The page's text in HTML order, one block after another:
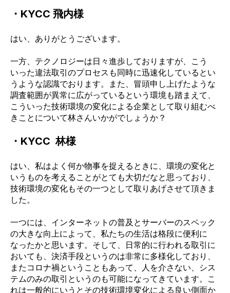
・KYCC 飛内様
はい、ありがとうございます。
一方、テクノロジーは日々進歩しておりますが、こう
いった違法取引のプロセスも同時に迅速化しているとい
うような認識でおります。また、冒頭申し上げたような
調査範囲が異常に広がっているという環境も踏まえて、
こういった技術環境の変化による企業として取り組むべ
きことについて林さんいかがでしょうか？
・KYCC 林様
はい、私はよく何か物事を捉えるときに、環境の変化と
いうものを考えることがとても大切だなと思っており、
技術環境の変化もその一つとして取りあげさせて頂きま
した。
一つには、インターネットの普及とサーバーのスペック
の大きな向上によって、私たちの生活は格段に便利に
なったかと思います。そして、日常的に行われる取引に
おいても、決済手段というのは非常に多様化しており、
またコロナ禍ということもあって、人を介さない、シス
テムのみの取引というのも可能になってきています。 こ
れは一般的にいうとその技術環境変化による良い側面か